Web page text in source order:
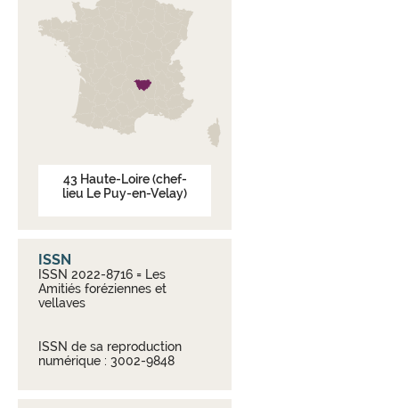
43 Haute-Loire(chef-
lieu Le Puy-en-Velay)
ISSN
ISSN 2022-8716 = Les
Amitiés foréziennes et
vellaves
ISSN de sa reproduction
numérique : 3002-9848